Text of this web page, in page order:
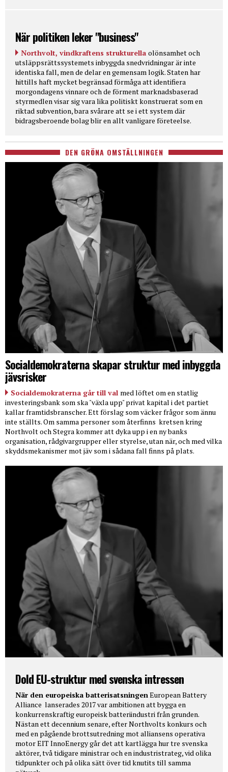
När politiken leker "business"
Northvolt, vindkraftens strukturella olönsamhet och
utsläppsrättssystemets inbyggda snedvridningar är inte
identiska fall, men de delar en gemensam logik. Staten har
hittills haft mycket begränsad förmåga att identifiera
morgondagens vinnare och de förment marknadsbaserad
styrmedlen visar sig vara lika politiskt konstruerat som en
riktad subvention, bara svårare att se i ett system där
bidragsberoende bolag blir en allt vanligare företeelse.
DEN GRÖNA OMSTÄLLNINGEN
Socialdemokraterna skapar struktur med inbyggda
jävsrisker
Socialdemokraterna går till val med löftet om en statlig
investeringsbank som ska "växla upp" privat kapital i det partiet
kallar framtidsbranscher. Ett förslag som väcker frågor som ännu
inte ställts. Om samma personer som återfinns kretsen kring
Northvolt och Stegra kommer att dyka upp i en ny banks
organisation, rådgivargrupper eller styrelse, utan när, och med vilka
skyddsmekanismer mot jäv som i sådana fall finns på plats.
Dold EU-struktur med svenska intressen
När den europeiska batterisatsningen European Battery
Alliance lanserades 2017 var ambitionen att bygga en
konkurrenskraftig europeisk batteriindustri från grunden.
Nästan ett decennium senare, efter Northvolts konkurs och
med en pågående brottsutredning mot alliansens operativa
motor EIT InnoEnergy går det att kartlägga hur tre svenska
aktörer, två tidigare ministrar och en industristrateg, vid olika
tidpunkter och på olika sätt över tid knutits till samma